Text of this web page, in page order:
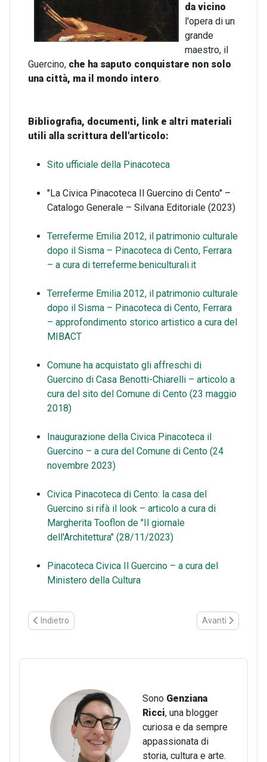
da vicino
l'opera di un
grande
maestro, il
Guercino, che ha saputo conquistare non solo
una città, ma il mondo intero.
Bibliografia, documenti, link e altri materiali
utili alla scrittura dell'articolo:
Sito ufficiale della Pinacoteca
"La Civica Pinacoteca Il Guercino di Cento" –
Catalogo Generale – Silvana Editoriale (2023)
Terreferme Emilia 2012, il patrimonio culturale
dopo il Sisma – Pinacoteca di Cento, Ferrara
– a cura di terreferme.beniculturali.it
Terreferme Emilia 2012, il patrimonio culturale
dopo il Sisma – Pinacoteca di Cento, Ferrara
– approfondimento storico artistico a cura del
MIBACT
Comune ha acquistato gli affreschi di
Guercino di Casa Benotti-Chiarelli – articolo a
cura del sito del Comune di Cento (23 maggio
2018)
Inaugurazione della Civica Pinacoteca il
Guercino – a cura del Comune di Cento (24
novembre 2023)
Civica Pinacoteca di Cento: la casa del
Guercino si rifà il look – articolo a cura di
Margherita Tooflon de "Il giornale
dell'Architettura" (28/11/2023)
Pinacoteca Civica Il Guercino – a cura del
Ministero della Cultura
Articolo precedente: Il Museo della Musica di Pieve di Cento:
Indietro Articolo
Avanti
Sono Genziana
Ricci, una blogger
curiosa e da sempre
appassionata di
storia, cultura e arte.